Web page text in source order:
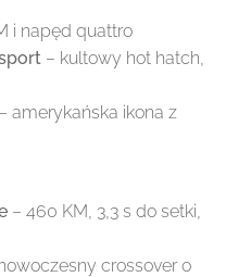
i napęd quattro
– kultowy hot hatch,
– amerykańska ikona z
– 460 KM, 3,3 s do setki,
crossover o